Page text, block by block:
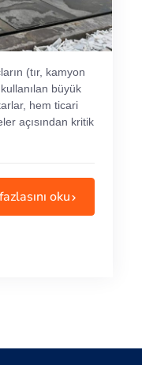
(tır, kamyon
büyük
hem ticari
açısından kritik
oku